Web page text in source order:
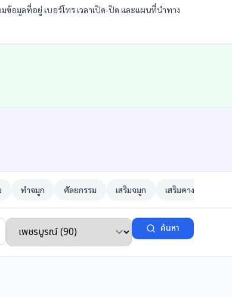
ข้อมูลที่อยู่ เบอร์โทร เวลาเปิด-ปิด และแผนที่นำทาง
ทำจมูก ศัลยกรรม เสริมจมูก เสริมคาง
ค้นหา